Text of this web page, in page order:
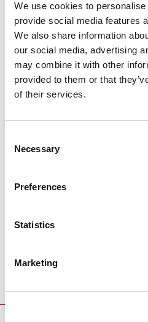
We use cookies to
provide social media features
We also share information
our social media, advertising
may combine it with other
provided to them or that
of their services.
Selection
Necessary
Preferences
Statistics
Marketing
Muchas personas
forma más activa gracias a la
tratamiento antirretrovírico
menos las personas de
los 15 y los 49 años que se
significa que los individuos
son un grupo demográfico
torno al VIH que se observan